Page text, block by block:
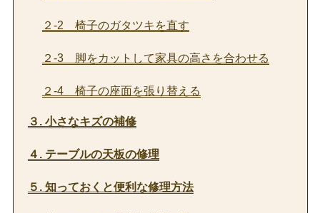
２-2 椅子のガタツキを直す
２-3 脚をカットして家具の高さを合わせる
２-4 椅子の座面を張り替える
３. 小さなキズの補修
４. テーブルの天板の修理
５. 知っておくと便利な修理方法